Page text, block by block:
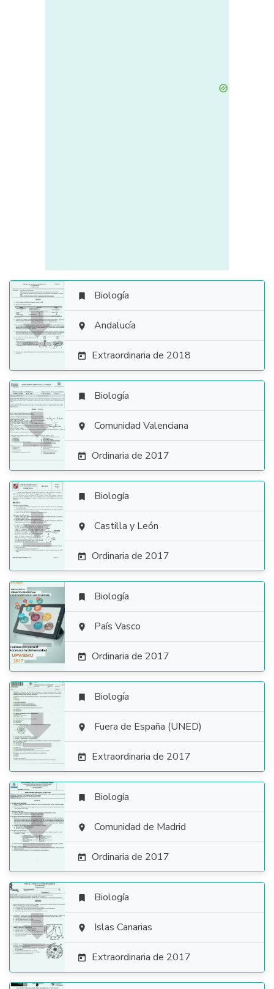

 Biología
 Andalucía
 Extraordinaria de 2018

 Biología
 Comunidad Valenciana
 Ordinaria de 2017

 Biología
 Castilla y León
 Ordinaria de 2017

 Biología
 País Vasco
 Ordinaria de 2017

 Biología
 Fuera de España (UNED)
 Extraordinaria de 2017

 Biología
 Comunidad de Madrid
 Ordinaria de 2017

 Biología
 Islas Canarias
 Extraordinaria de 2017